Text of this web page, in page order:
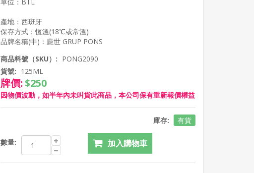
產地：西班牙
保存方式：恆溫(18℃或常溫)
商品料號（SKU）: PONG2090
貨號: 125ML
牌價:$250
因物價波動，如半年內未叫貨此商品，本公司保有重新報價權益
庫存: 有貨
數量: